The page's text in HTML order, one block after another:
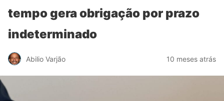
tempo gera obrigação por prazo
indeterminado
Abilio Varjão 10 meses atrás